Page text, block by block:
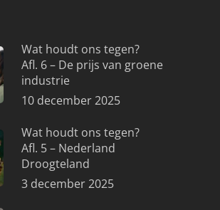
Wat houdt ons tegen?
Afl. 6 – De prijs van groene
industrie
10 december 2025
Wat houdt ons tegen?
Afl. 5 – Nederland
Droogteland
3 december 2025